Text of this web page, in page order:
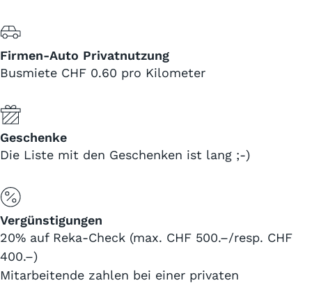
Firmen-Auto Privatnutzung
Busmiete CHF 0.60 pro Kilometer
Geschenke
Die Liste mit den Geschenken ist lang ;-)
Vergünstigungen
20% auf Reka-Check (max. CHF 500.–/resp. CHF
400.–)
Mitarbeitende zahlen bei einer privaten